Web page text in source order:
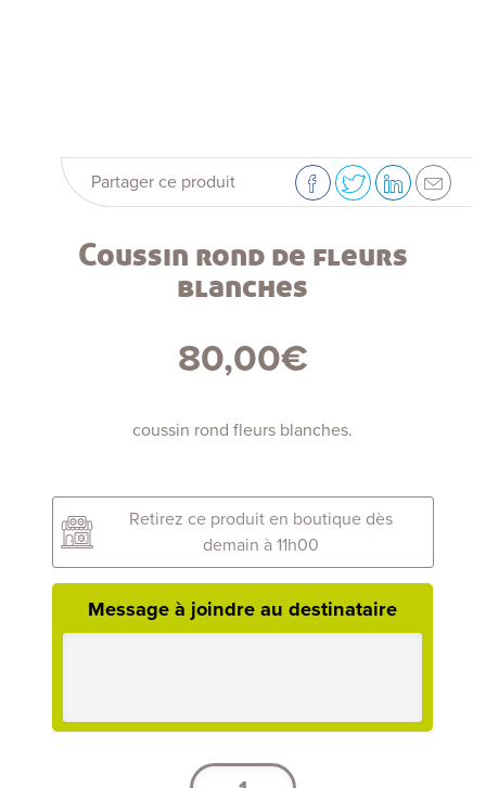
Partager ce produit
Coussin rond de fleurs
blanches
80,00€
coussin rond fleurs blanches.
Retirez ce produit en boutique dès
demain à 11h00
Message à joindre au destinataire
quantité